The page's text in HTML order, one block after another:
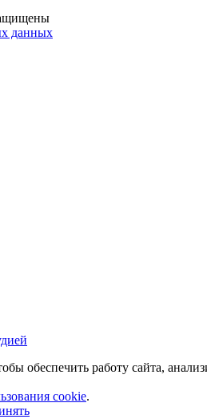
данных
обеспечить работу сайта,
cookie.